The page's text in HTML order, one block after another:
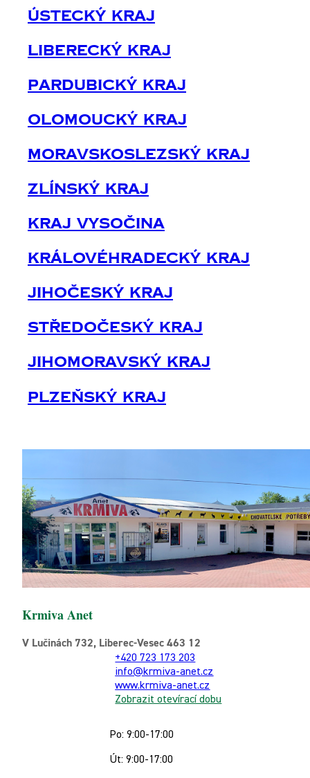
Ústecký Kraj
Liberecký Kraj
Pardubický Kraj
Olomoucký Kraj
Moravskoslezský Kraj
Zlínský Kraj
Kraj Vysočina
Královéhradecký Kraj
Jihočeský Kraj
Středočeský Kraj
Jihomoravský Kraj
Plzeňský Kraj
Krmiva Anet
V Lučinách 732, Liberec-Vesec 463 12
+420 723 173 203
info@krmiva-anet.cz
www.krmiva-anet.cz
Zobrazit otevírací dobu
Po: 9:00-17:00
Út: 9:00-17:00